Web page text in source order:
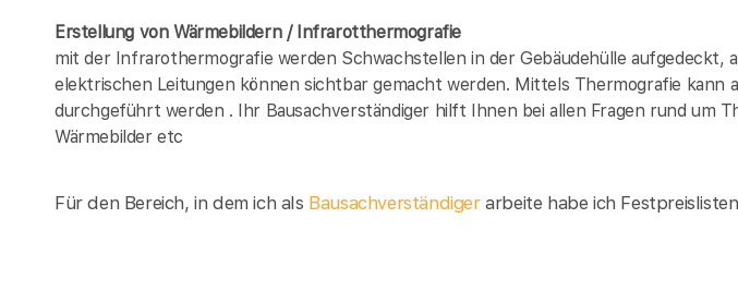
Erstellung von Wärmebildern / Infrarotthermografie
mit der Infrarothermografie werden Schwachstellen in der Gebäudehülle aufgedeckt,
elektrischen Leitungen können sichtbar gemacht werden. Mittels Thermografie kann
durchgeführt werden . Ihr Bausachverständiger hilft Ihnen bei allen Fragen rund um
Wärmebilder etc
Für den Bereich, in dem ich als Bausachverständigerarbeite habe ich